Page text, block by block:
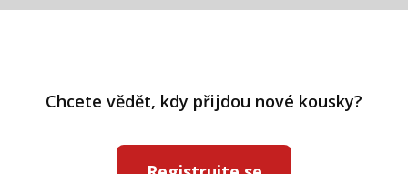
Chcete vědět, kdy přijdou nové kousky?